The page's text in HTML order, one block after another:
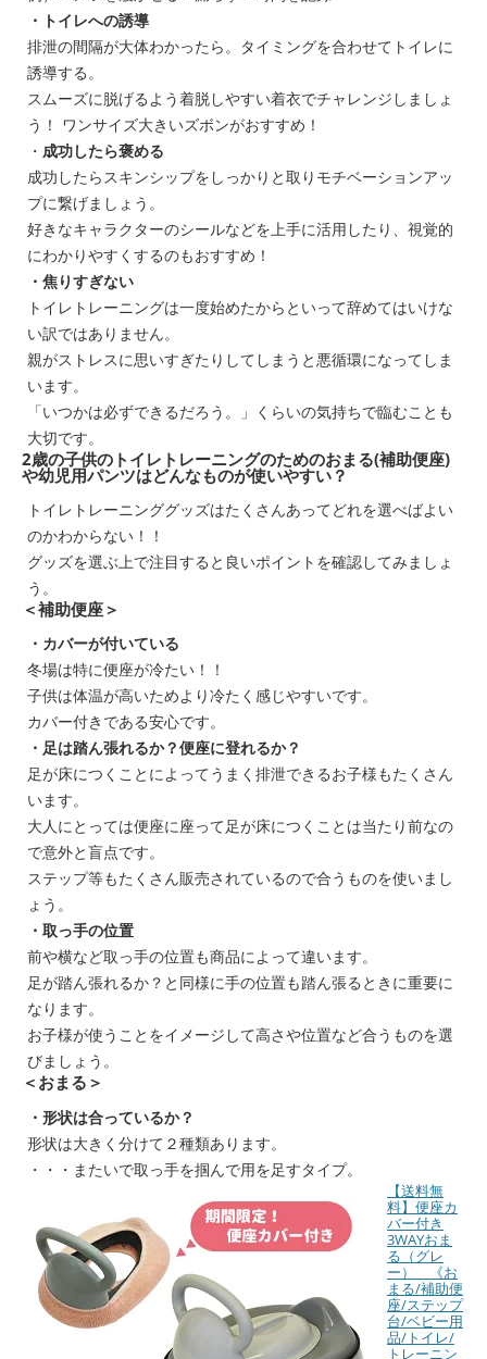
・トイレへの誘導
排泄の間隔が大体わかったら。タイミングを合わせてトイレに
誘導する。
スムーズに脱げるよう着脱しやすい着衣でチャレンジしましょ
う！ ワンサイズ大きいズボンがおすすめ！
・ 成功したら褒める
成功したらスキンシップをしっかりと取りモチベーションアッ
プに繋げましょう。
好きなキャラクターのシールなどを上手に活用したり、視覚的
にわかりやすくするのもおすすめ！
・焦りすぎない
トイレトレーニングは一度始めたからといって辞めてはいけな
い訳ではありません。
親がストレスに思いすぎたりしてしまうと悪循環になってしま
います。
「いつかは必ずできるだろう。」くらいの気持ちで臨むことも
大切です。
2歳の子供のトイレトレーニングのためのおまる(補助便座)
や幼児用パンツはどんなものが使いやすい？
トイレトレーニンググッズはたくさんあってどれを選べばよい
のかわからない！！
グッズを選ぶ上で注目すると良いポイントを確認してみましょ
う。
＜補助便座＞
・カバーが付いている
冬場は特に便座が冷たい！！
子供は体温が高いためより冷たく感じやすいです。
カバー付きである安心です。
・足は踏ん張れるか？便座に登れるか？
足が床につくことによってうまく排泄できるお子様もたくさん
います。
大人にとっては便座に座って足が床につくことは当たり前なの
で意外と盲点です。
ステップ等もたくさん販売されているので合うものを使いまし
ょう。
・取っ手の位置
前や横など取っ手の位置も商品によって違います。
足が踏ん張れるか？と同様に手の位置も踏ん張るときに重要に
なります。
お子様が使うことをイメージして高さや位置など合うものを選
びましょう。
＜おまる＞
・形状は合っているか？
形状は大きく分けて２種類あります。
・・・またいで取っ手を掴んで用を足すタイプ。
【送料無
料】便座カ
バー付き
3WAYおま
る（グレ
ー） 《お
まる/補助便
座/ステップ
台/ベビー用
品/トイレ/
トレーニン